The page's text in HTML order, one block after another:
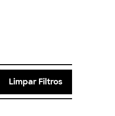
Limpar Filtros